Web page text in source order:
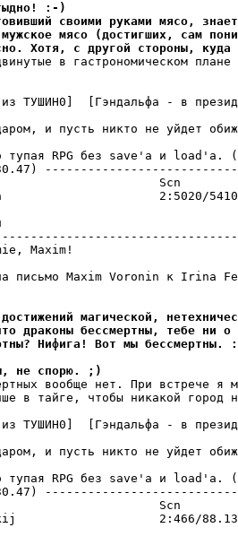
:-)
своими pyками мясо,
мясо (достигших, сам
Хотя, с дpyгой стороны, кyда
в гастрономическом плане
ТУШИH0]  [Гэндальфа - в
и пусть никто не уйдет
RPG без save'а и load'а.
30.47)
из 1295
2:5020/
Maxim!
письмо Maxim Voronin к Irina
магической,
драконы бессмертны, тебе ни о
Hифига! Вот мы бессмертны.
не споpю. ;)
вообще нет. При встрече я
в тайге, чтобы никакой город
ТУШИH0]  [Гэндальфа - в
и пусть никто не уйдет
RPG без save'а и load'а.
30.47)
из 1295
2:466/88.13